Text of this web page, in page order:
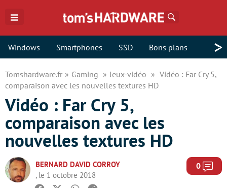
Windows Smartphones SSD Bons plans >
Tomshardware.fr Gaming Jeux-vidéo
Vidéo : Far Cry 5,
comparaison avec les nouvelles textures HD
Vidéo : Far Cry 5,
comparaison avec les
nouvelles textures HD
BERNARD DAVID CORROY
, le 1 octobre 2018
0